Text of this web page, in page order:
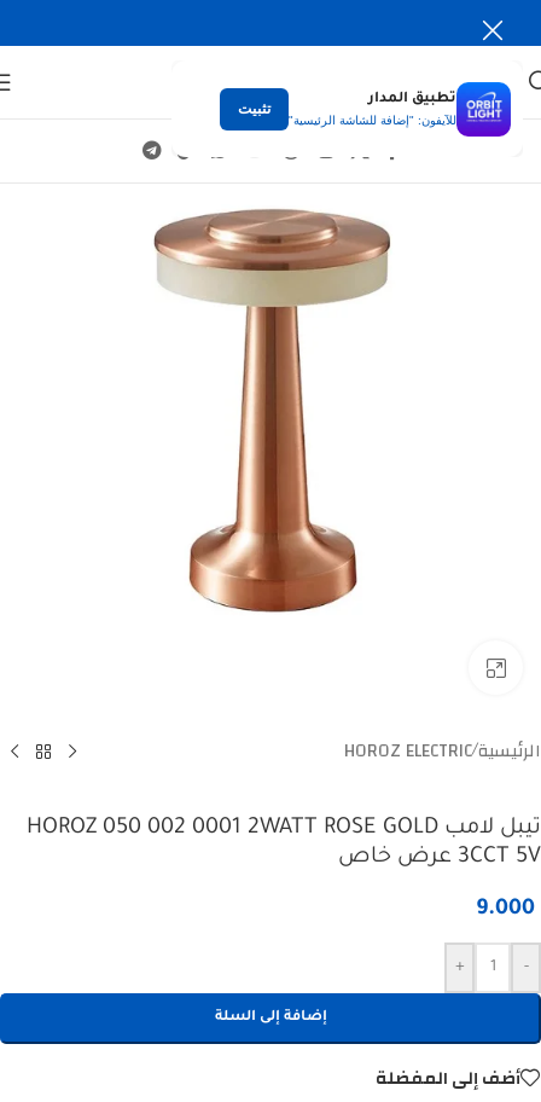
تطبيق المدار
للآيفون: "إضافة للشاشة الرئيسية"
تثبيت
الرئيسية/
HOROZ ELECTRIC
تيبل لامب HOROZ 050 002 0001 2WATT ROSE GOLD
3CCT 5V عرض خاص
9.000
-
+
إضافة إلى السلة
أضف إلى المفضلة